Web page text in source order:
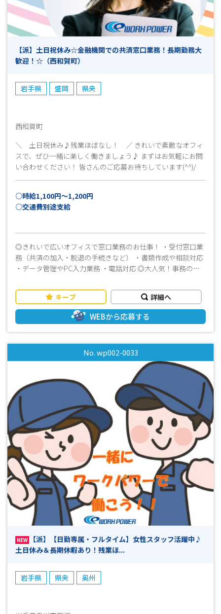
【派】土日祝休み☆金融機関での共済窓口業務！長期勤務大
歓迎！☆（西和賀町）
岩手県 盛岡 県央
西和賀町
＼ 土日祝休み♪残業ほぼなし！ ／ きれいで素敵なオフィ
スで、ぜひ一緒に楽しく働きましょう♪ まずはお気軽にお問
い合わせください！ 皆さんのご応募お待ちしています(^^)/
○時給1,100円～1,200円
○交通費別途支給
◎きれいで広いオフィスで窓口業務のお仕事！ ・受付窓口業
務（共済の加入・脱退の手続きなど） ・書類作成や相談対応
・データ管理やPC入力業務 ・電話対応 ◎大人気！事務のお
す♪ ≪ おすすめポイント！ ≫ ＼ 女性スタッフが多数活
躍中の職場です ／ ◎経験を活かしたお仕事をしたい！ ◎ブ
ランクがある方でも大丈夫！ ◎優しい社員さんがついている
ので安心♪ ◎未経験の方も活躍中！ ◎広くてきれいなオフィ
ス♪働きやすさ抜群！ 就業前に見学できます！ ・女性スタッ
フ活躍中 ・フルタイムでしっかり稼げる ・長期勤務可能な方
大歓迎 ・土日祝はお休みなので、プライベートとON／OFFつ
けて働けます！！ ・空調設備が整っているので年間を通して
快適にお仕事をしていただけます ・きれいな職場環境なのも
オススメです ・週払いOK！お仕事を初めてすぐの時や急な出
費の時も安心です ■まずはお気軽にお問い合わせください！
■ 皆様からのご応募お待ちしております！！(^^)/
キープ 詳細へ
WEBから応募する
No. wp002-0033
NEW
【派】【日勤専属・フルタイム】女性スタッフ活躍中♪
土日休み＆長期休暇あり！残業ほ...
岩手県 県央 奥州